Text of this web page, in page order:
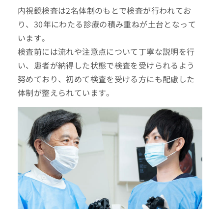
内視鏡検査は2名体制のもとで検査が行われてお
り、30年にわたる診療の積み重ねが土台となって
います。
検査前には流れや注意点について丁寧な説明を行
い、患者が納得した状態で検査を受けられるよう
努めており、初めて検査を受ける方にも配慮した
体制が整えられています。